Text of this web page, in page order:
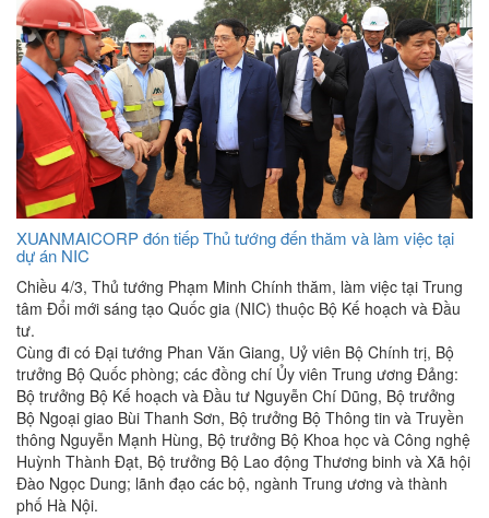
XUANMAICORP đón tiếp Thủ tướng đến thăm và làm việc tại
dự án NIC
Chiều 4/3, Thủ tướng Phạm Minh Chính thăm, làm việc tại Trung
tâm Đổi mới sáng tạo Quốc gia (NIC) thuộc Bộ Kế hoạch và Đầu
tư.
Cùng đi có Đại tướng Phan Văn Giang, Uỷ viên Bộ Chính trị, Bộ
trưởng Bộ Quốc phòng; các đồng chí Ủy viên Trung ương Đảng:
Bộ trưởng Bộ Kế hoạch và Đầu tư Nguyễn Chí Dũng, Bộ trưởng
Bộ Ngoại giao Bùi Thanh Sơn, Bộ trưởng Bộ Thông tin và Truyền
thông Nguyễn Mạnh Hùng, Bộ trưởng Bộ Khoa học và Công nghệ
Huỳnh Thành Đạt, Bộ trưởng Bộ Lao động Thương binh và Xã hội
Đào Ngọc Dung; lãnh đạo các bộ, ngành Trung ương và thành
phố Hà Nội.